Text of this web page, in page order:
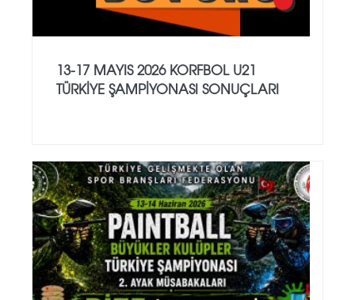
13-17 MAYIS 2026 KORFBOL U21
TÜRKİYE ŞAMPİYONASI SONUÇLARI